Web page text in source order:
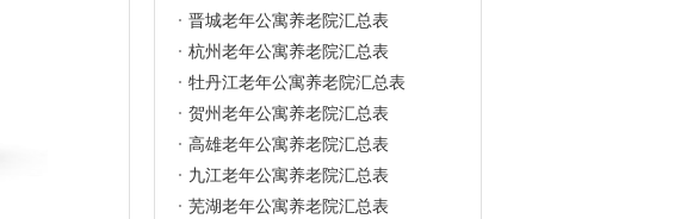
晋城老年公寓养老院汇总表
杭州老年公寓养老院汇总表
牡丹江老年公寓养老院汇总表
贺州老年公寓养老院汇总表
高雄老年公寓养老院汇总表
九江老年公寓养老院汇总表
芜湖老年公寓养老院汇总表